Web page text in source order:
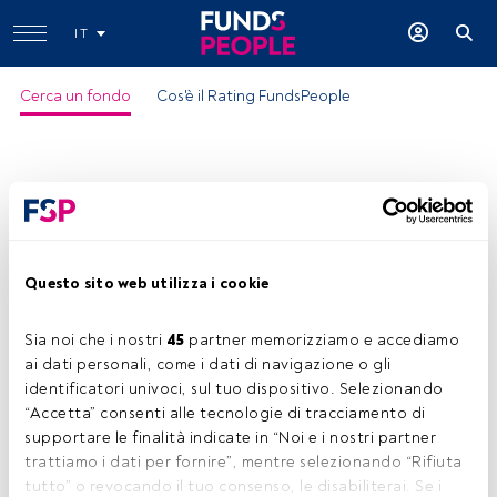
Questo sito web utilizza i cookie
Sia noi che i nostri 45 partner memorizziamo e accediamo
ai dati personali, come i dati di navigazione o gli
identificatori univoci, sul tuo dispositivo. Selezionando
“Accetta” consenti alle tecnologie di tracciamento di
supportare le finalità indicate in “Noi e i nostri partner
trattiamo i dati per fornire”, mentre selezionando “Rifiuta
tutto” o revocando il tuo consenso, le disabiliterai. Se i
IT
Cerca un fondo Cos'è il Rating FundsPeople